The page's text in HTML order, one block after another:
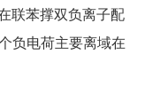
联苯撑双负离子配
负电荷主要离域在